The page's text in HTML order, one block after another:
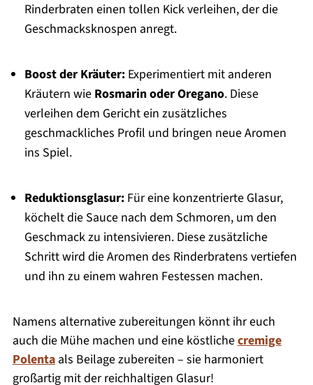
Rinderbraten einen tollen Kick verleihen, der die
Geschmacksknospen anregt.
Boost der Kräuter:Experimentiert mit anderen
Kräutern wie Rosmarin oder Oregano. Diese
verleihen dem Gericht ein zusätzliches
geschmackliches Profil und bringen neue Aromen
ins Spiel.
Reduktionsglasur:Für eine konzentrierte Glasur,
köchelt die Sauce nach dem Schmoren, um den
Geschmack zu intensivieren. Diese zusätzliche
Schritt wird die Aromen des Rinderbratens vertiefen
und ihn zu einem wahren Festessen machen.
Namens alternative zubereitungen könnt ihr euch
auch die Mühe machen und eine köstlichecremige
Polentaals Beilage zubereiten – sie harmoniert
großartig mit der reichhaltigen Glasur!